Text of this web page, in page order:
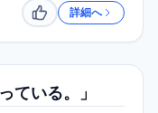
いいね詳細へ
ている。」